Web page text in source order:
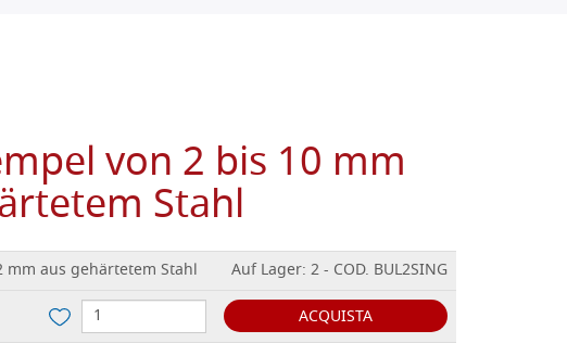
von 2 bis 10 mm
Stahl
mm aus gehärtetem Stahl Auf Lager: 2 - COD. BUL2SING
ACQUISTA